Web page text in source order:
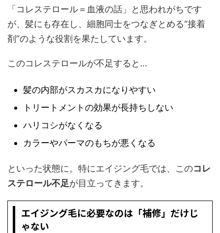
「コレステロール＝血液の話」と思われがちです
が、髪にも存在し、細胞同士をつなぎとめる“接着
剤”のような役割を果たしています。
このコレステロールが不足すると…
髪の内部がスカスカになりやすい
トリートメントの効果が長持ちしない
ハリコシがなくなる
カラーやパーマのもちが悪くなる
といった状態に。特にエイジング毛では、このコレ
ステロール不足が目立ってきます。
エイジング毛に必要なのは「補修」だけじ
ゃない